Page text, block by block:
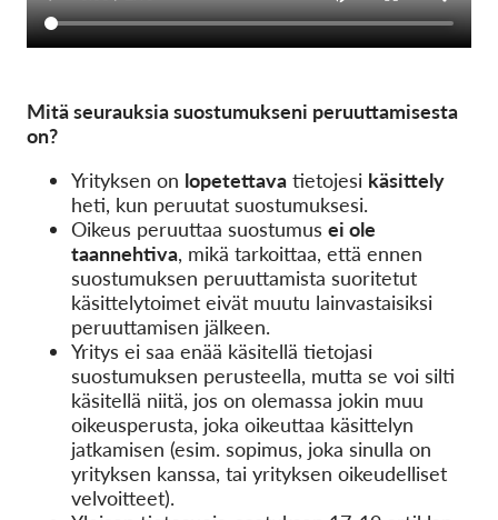
Mitä seurauksia suostumukseni peruuttamisesta
on?
Yrityksen on lopetettava tietojesi käsittely
heti, kun peruutat suostumuksesi.
Oikeus peruuttaa suostumus ei ole
taannehtiva, mikä tarkoittaa, että ennen
suostumuksen peruuttamista suoritetut
käsittelytoimet eivät muutu lainvastaisiksi
peruuttamisen jälkeen.
Yritys ei saa enää käsitellä tietojasi
suostumuksen perusteella, mutta se voi silti
käsitellä niitä, jos on olemassa jokin muu
oikeusperusta, joka oikeuttaa käsittelyn
jatkamisen (esim. sopimus, joka sinulla on
yrityksen kanssa, tai yrityksen oikeudelliset
velvoitteet).